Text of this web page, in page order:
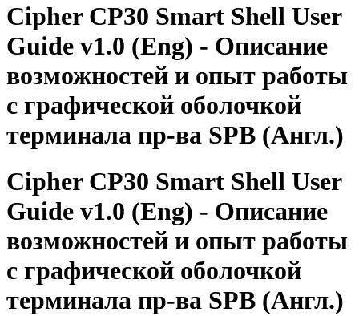
Cipher CP30 Smart Shell User
Guide v1.0 (Eng) - Описание
возможностей и опыт работы
с графической оболочкой
терминала пр-ва SPB (Англ.)
Cipher CP30 Smart Shell User
Guide v1.0 (Eng) - Описание
возможностей и опыт работы
с графической оболочкой
терминала пр-ва SPB (Англ.)